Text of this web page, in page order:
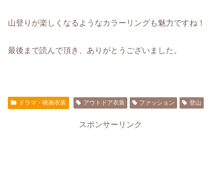
山登りが楽しくなるようなカラーリングも魅力ですね！
最後まで読んで頂き、ありがとうございました。
ドラマ・映画衣装 アウトドア衣装 ファッション 登山
スポンサーリンク